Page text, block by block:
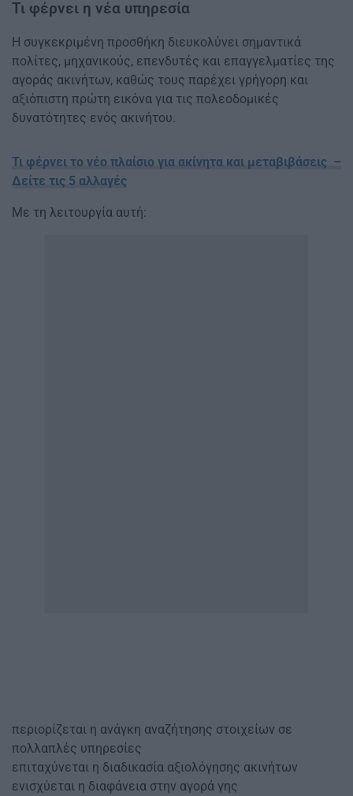
Τι φέρνει η νέα υπηρεσία
Η συγκεκριμένη προσθήκη διευκολύνει σημαντικά
πολίτες, μηχανικούς, επενδυτές και επαγγελματίες της
αγοράς ακινήτων, καθώς τους παρέχει γρήγορη και
αξιόπιστη πρώτη εικόνα για τις πολεοδομικές
δυνατότητες ενός ακινήτου.
Τι φέρνει το νέο πλαίσιο για ακίνητα και μεταβιβάσεις –
Δείτε τις 5 αλλαγές
Με τη λειτουργία αυτή:
περιορίζεται η ανάγκη αναζήτησης στοιχείων σε
πολλαπλές υπηρεσίες
επιταχύνεται η διαδικασία αξιολόγησης ακινήτων
ενισχύεται η διαφάνεια στην αγορά γης